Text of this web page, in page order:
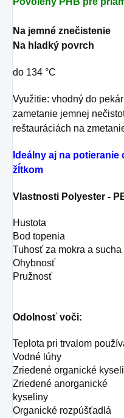
Na jemné znečistenie
Na hladký povrch
do 134 °C
Využitie: vhodný do
zametanie jemnej
reštauráciách na
Ideálny aj na
žĺtkom
Vlastnosti Polyester -
Hustota
Bod topenia
Tuhosť za mokra a sucha
Ohybnosť
Pružnosť
Odolnosť voči:
Teplota pri trvalom
Vodné lúhy
Zriedené organické
Zriedené anorganické
kyseliny
Organické rozpúšťadlá